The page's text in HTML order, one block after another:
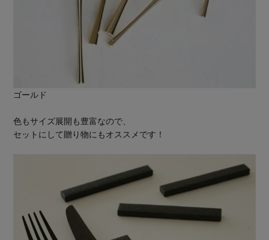
ゴールド
色もサイズ展開も豊富なので、
セットにして贈り物にもオススメです！